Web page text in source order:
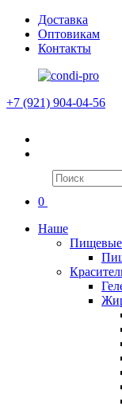
Доставка
Оптовикам
Контакты
+7 (921) 904-04-56
0
Наше
Пищевые